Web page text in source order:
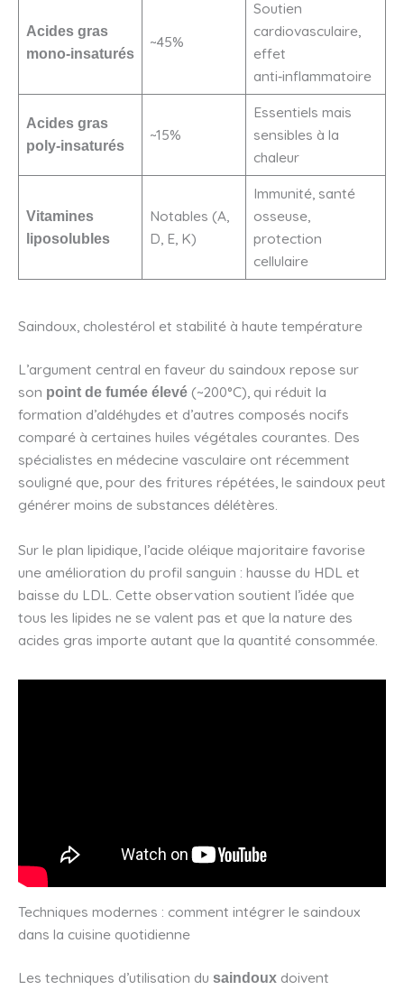
Acides gras
mono‑insaturés
~45%
Soutien
cardiovasculaire,
effet
anti‑inflammatoire
Acides gras
poly‑insaturés
~15%
Essentiels mais
sensibles à la
chaleur
Vitamines
liposolubles
Notables (A,
D, E, K)
Immunité, santé
osseuse,
protection
cellulaire
Saindoux, cholestérol et stabilité à haute température
L’argument central en faveur du saindoux repose sur
son point de fumée élevé (~200°C), qui réduit la
formation d’aldéhydes et d’autres composés nocifs
comparé à certaines huiles végétales courantes. Des
spécialistes en médecine vasculaire ont récemment
souligné que, pour des fritures répétées, le saindoux peut
générer moins de substances délétères.
Sur le plan lipidique, l’acide oléique majoritaire favorise
une amélioration du profil sanguin : hausse du HDL et
baisse du LDL. Cette observation soutient l’idée que
tous les lipides ne se valent pas et que la nature des
acides gras importe autant que la quantité consommée.
Techniques modernes : comment intégrer le saindoux
dans la cuisine quotidienne
Les techniques d’utilisation du saindoux doivent